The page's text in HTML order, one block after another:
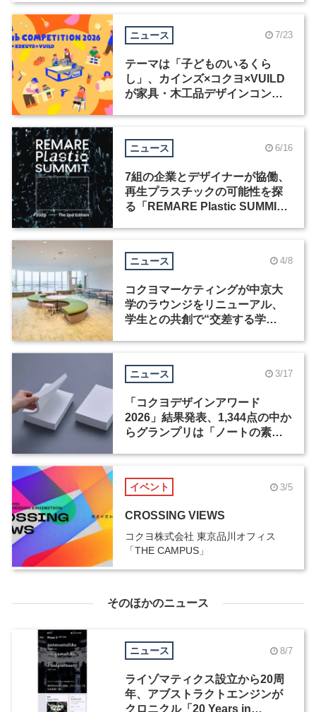
ニュース 7/23
テーマは「子どものいるくら
し」、カインズ×コクヨ×VUILD
が家具・木工品デザインコンペ
ニュース 6/16
7組の企業とデザイナーが協働、
再生プラスチックの可能性を探
る「REMARE Plastic SUMMIT
ニュース 4/8
コクヨマーケティングが中京大
学のラウンジをリニューアル、
学生との共創で“交差する学
ニュース 3/17
「コクヨデザインアワード
2026」結果発表、1,344点の中か
らグランプリは「ノートの素」
イベント 3/5
CROSSING VIEWS
コクヨ株式会社 東京品川オフィス
「THE CAMPUS」
そのほかのニュース
ニュース 8/7
ライゾマティクス設立から20周
年、アブストラクトエンジンが
クロニクル「20 Years in